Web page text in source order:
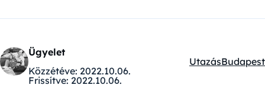
Ügyelet
Közzétéve: 2022.10.06.
Frissítve: 2022.10.06.
Kategóriák:
UtazásBudapest